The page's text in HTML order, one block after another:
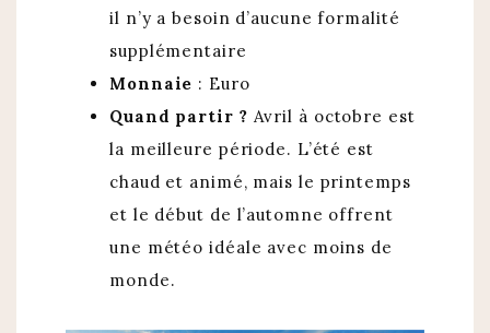
il n’y a besoin d’aucune formalité
supplémentaire
Monnaie : Euro
Quand partir ? Avril à octobre est
la meilleure période. L’été est
chaud et animé, mais le printemps
et le début de l’automne offrent
une météo idéale avec moins de
monde.